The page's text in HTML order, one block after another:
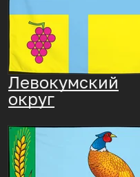
Левокумский
округ